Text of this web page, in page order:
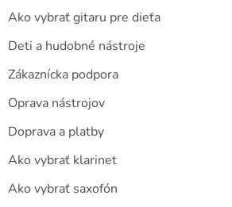
Ako vybrať gitaru pre dieťa
Deti a hudobné nástroje
Zákaznícka podpora
Oprava nástrojov
Doprava a platby
Ako vybrať klarinet
Ako vybrať saxofón